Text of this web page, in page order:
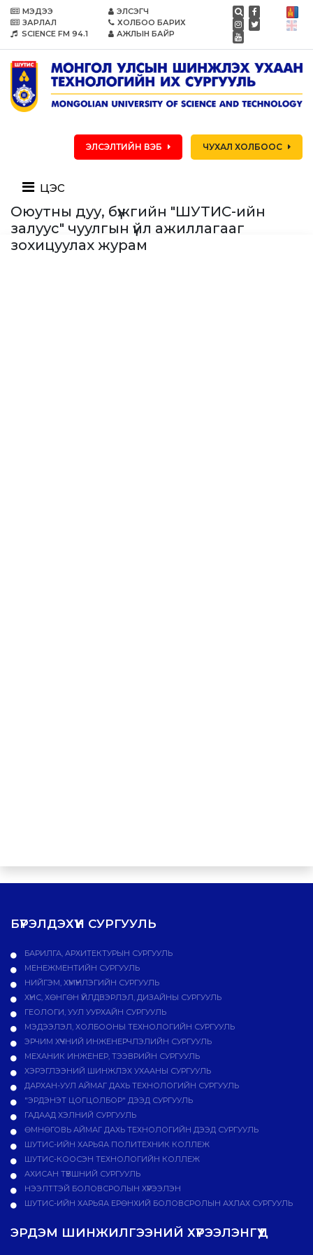
МЭДЭЭ
ЗАРЛАЛ
SCIENCE FM 94.1
ЭЛСЭГЧ
ХОЛБОО БАРИХ
АЖЛЫН БАЙР
ЭЛСЭЛТИЙН ВЭБ ЧУХАЛ ХОЛБООС
цэс
Оюутны дуу, бүжгийн "ШУТИС-ийн
залуус" чуулгын үйл ажиллагааг
зохицуулах журам
БҮРЭЛДЭХҮҮН СУРГУУЛЬ
БАРИЛГА, АРХИТЕКТУРЫН СУРГУУЛЬ
МЕНЕЖМЕНТИЙН СУРГУУЛЬ
НИЙГЭМ, ХҮМҮҮНЛЭГИЙН СУРГУУЛЬ
ХҮНС, ХӨНГӨН ҮЙЛДВЭРЛЭЛ, ДИЗАЙНЫ СУРГУУЛЬ
ГЕОЛОГИ, УУЛ УУРХАЙН СУРГУУЛЬ
МЭДЭЭЛЭЛ, ХОЛБООНЫ ТЕХНОЛОГИЙН СУРГУУЛЬ
ЭРЧИМ ХҮЧНИЙ ИНЖЕНЕРЧЛЭЛИЙН СУРГУУЛЬ
МЕХАНИК ИНЖЕНЕР, ТЭЭВРИЙН СУРГУУЛЬ
ХЭРЭГЛЭЭНИЙ ШИНЖЛЭХ УХААНЫ СУРГУУЛЬ
ДАРХАН-УУЛ АЙМАГ ДАХЬ ТЕХНОЛОГИЙН СУРГУУЛЬ
"ЭРДЭНЭТ ЦОГЦОЛБОР" ДЭЭД СУРГУУЛЬ
ГАДААД ХЭЛНИЙ СУРГУУЛЬ
ӨМНӨГОВЬ АЙМАГ ДАХЬ ТЕХНОЛОГИЙН ДЭЭД СУРГУУЛЬ
ШУТИС-ИЙН ХАРЬЯА ПОЛИТЕХНИК КОЛЛЕЖ
ШУТИС-КООСЭН ТЕХНОЛОГИЙН КОЛЛЕЖ
АХИСАН ТҮВШНИЙ СУРГУУЛЬ
НЭЭЛТТЭЙ БОЛОВСРОЛЫН ХҮРЭЭЛЭН
ШУТИС-ИЙН ХАРЬЯА ЕРӨНХИЙ БОЛОВСРОЛЫН АХЛАХ СУРГУУЛЬ
ЭРДЭМ ШИНЖИЛГЭЭНИЙ ХҮРЭЭЛЭНГҮҮД